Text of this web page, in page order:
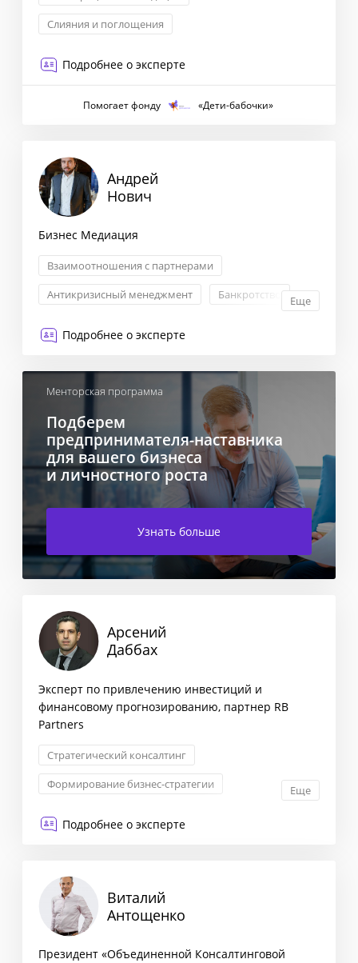
Слияния и поглощения
Подробнее о эксперте
Помогает фонду «Дети-бабочки»
Андрей
Нович
Бизнес Медиация
Взаимоотношения с партнерами
Антикризисный менеджмент
Банкротство
Еще
Подробнее о эксперте
Менторская программа
Подберем
предпринимателя-наставника
для вашего бизнеса
и личностного роста
Узнать больше
Арсений
Даббах
Эксперт по привлечению инвестиций и
финансовому прогнозированию, партнер RB
Partners
Стратегический консалтинг
Формирование бизнес-стратегии
Еще
Подробнее о эксперте
Виталий
Антощенко
Президент «Объединенной Консалтинговой